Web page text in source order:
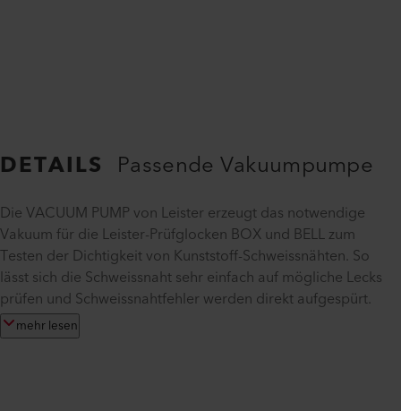
DETAILS Passende Vakuumpumpe
Die VACUUM PUMP von Leister erzeugt das notwendige
Vakuum für die Leister-Prüfglocken BOX und BELL zum
Testen der Dichtigkeit von Kunststoff-Schweissnähten. So
lässt sich die Schweissnaht sehr einfach auf mögliche Lecks
prüfen und Schweissnahtfehler werden direkt aufgespürt.
mehr lesen